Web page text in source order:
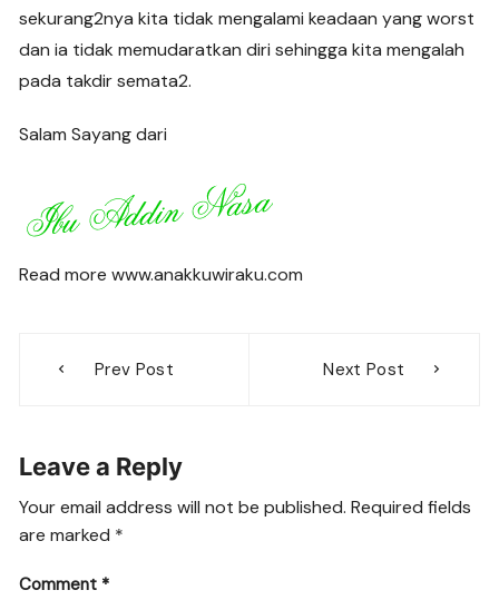
sekurang2nya kita tidak mengalami keadaan yang worst
dan ia tidak memudaratkan diri sehingga kita mengalah
pada takdir semata2.
Salam Sayang dari
Read more www.anakkuwiraku.com
navigation
Prev Post Next Post
Leave a Reply
Your email address will not be published. Required fields
are marked *
Comment *